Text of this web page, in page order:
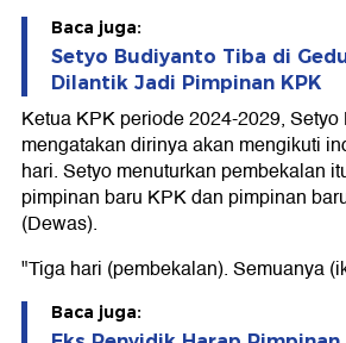
Baca juga:
Setyo Budiyanto Tiba di
Dilantik Jadi Pimpinan KPK
Ketua KPK periode 2024-2029, Setyo
mengatakan dirinya akan mengikuti
hari. Setyo menuturkan pembekalan
pimpinan baru KPK dan pimpinan
(Dewas).
"Tiga hari (pembekalan). Semuanya
Baca juga: